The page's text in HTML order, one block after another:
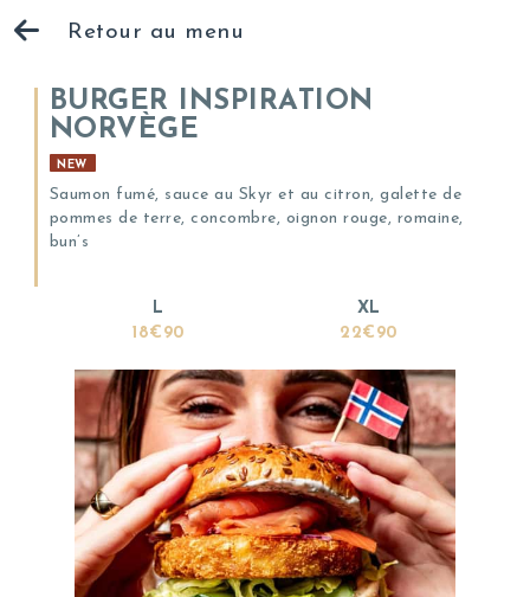
Retour au menu
BURGER INSPIRATION
NORVÈGE
NEW
Saumon fumé, sauce au Skyr et au citron, galette de
pommes de terre, concombre, oignon rouge, romaine,
bun’s
L
18€90
XL
22€90